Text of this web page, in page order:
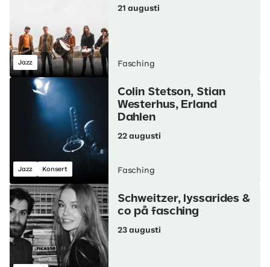
Jazz
21 augusti
Fasching
Jazz Konsert
Colin Stetson, Stian
Westerhus, Erland
Dahlen
22 augusti
Fasching
Schweitzer, lyssarides &
co på fasching
23 augusti